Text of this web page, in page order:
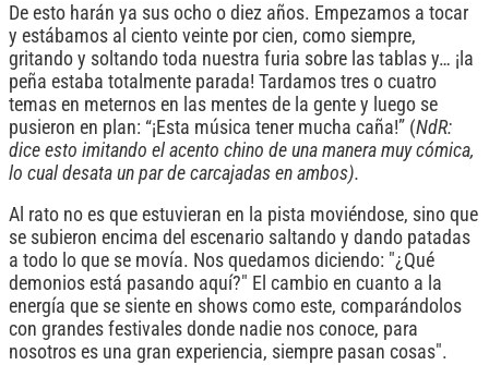
De esto harán ya sus ocho o diez años. Empezamos a tocar
y estábamos al ciento veinte por cien, como siempre,
gritando y soltando toda nuestra furia sobre las tablas y… ¡la
peña estaba totalmente parada! Tardamos tres o cuatro
temas en meternos en las mentes de la gente y luego se
pusieron en plan: “¡Esta música tener mucha caña!” (NdR:
dice esto imitando el acento chino de una manera muy cómica,
lo cual desata un par de carcajadas en ambos).
Al rato no es que estuvieran en la pista moviéndose, sino que
se subieron encima del escenario saltando y dando patadas
a todo lo que se movía. Nos quedamos diciendo: "¿Qué
demonios está pasando aquí?" El cambio en cuanto a la
energía que se siente en shows como este, comparándolos
con grandes festivales donde nadie nos conoce, para
nosotros es una gran experiencia, siempre pasan cosas".